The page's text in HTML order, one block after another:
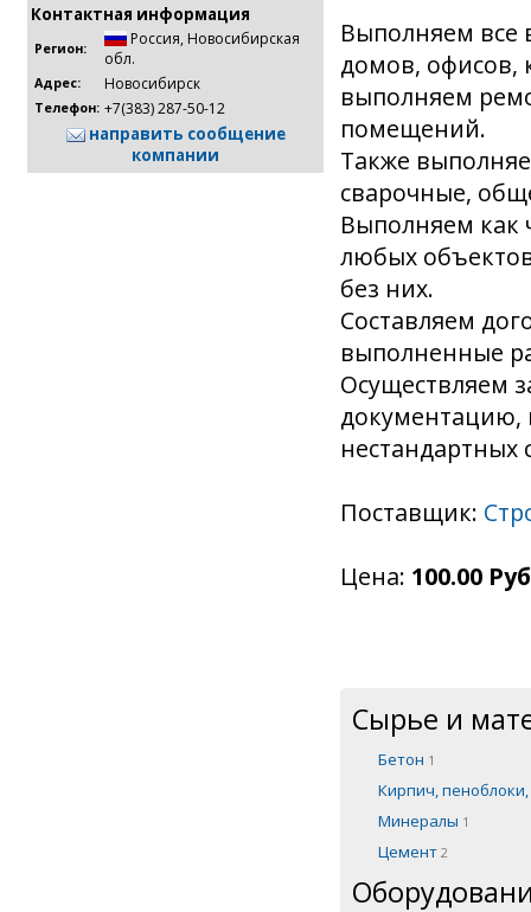
Контактная информация
Регион: Россия, Новосибирская
обл.
Адрес: Новосибирск
Телефон: +7(383) 287-50-12
направить сообщение
компании
Выполняем все
домов, офисов,
выполняем
помещений.
Также
сварочные,
Выполняем как
любых
без них.
Составляем
выполненные
Осуществляем
документацию,
нестандартных
Поставщик:
Цена: 100.00
Сырье и
Бетон 1
Кирпич,
Минералы 1
Цемент 2